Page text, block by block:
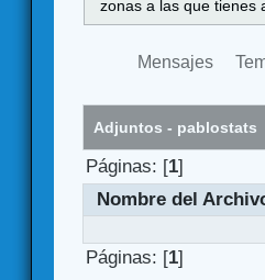
zonas a las que tienes
Mensajes
Adjuntos - pablostats
Páginas: [1]
Nombre del
Páginas: [1]